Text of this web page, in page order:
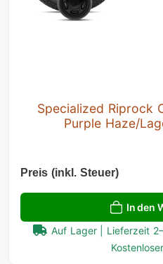
Specialized Riprock
Purple Haze/
Preis (inkl. Steuer)
In den
Auf Lager | Lieferzeit